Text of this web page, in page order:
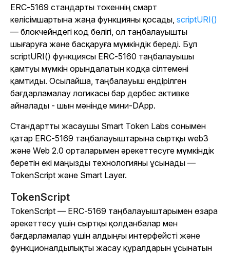
ERC-5169 стандарты токеннің смарт
келісімшартына жаңа функцияны қосады, scriptURI()
— блокчейндегі код бөлігі, ол таңбалауышты
шығаруға және басқаруға мүмкіндік береді. Бұл
scriptURI() функциясы ERC-5160 таңбалауышы
қамтуы мүмкін орындалатын кодқа сілтемені
қамтиды. Осылайша, таңбалауыш ендірілген
бағдарламалау логикасы бар дербес активке
айналады - шын мәнінде мини-DApp.
Стандартты жасаушы Smart Token Labs сонымен
қатар ERC-5169 таңбалауыштарына сыртқы web3
және Web 2.0 орталарымен әрекеттесуге мүмкіндік
беретін екі маңызды технологияны ұсынады —
TokenScript және Smart Layer.
TokenScript
TokenScript — ERC-5169 таңбалауыштарымен өзара
әрекеттесу үшін сыртқы қолданбалар мен
бағдарламалар үшін алдыңғы интерфейсті және
функционалдылықты жасау құралдарын ұсынатын